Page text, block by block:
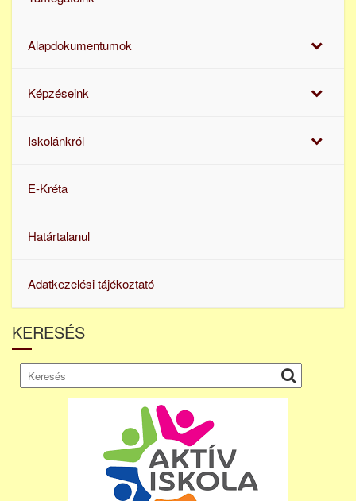
Alapdokumentumok
Képzéseink
Iskolánkról
E-Kréta
Határtalanul
Adatkezelési tájékoztató
KERESÉS